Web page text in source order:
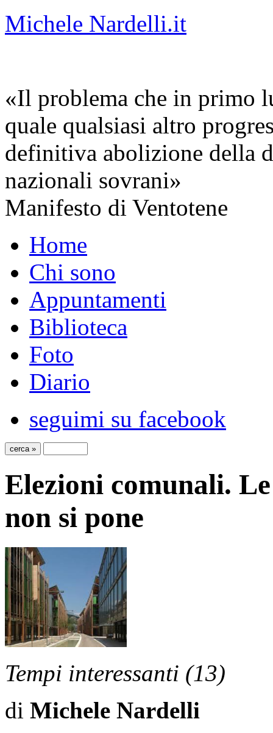
Michele Nardelli.it
«Il problema che in primo
quale qualsiasi altro
definitiva abolizione della
nazionali sovrani»
Manifesto di Ventotene
Home
Chi sono
Appuntamenti
Biblioteca
Foto
Diario
seguimi su facebook
Elezioni comunali.
non si pone
Tempi interessanti (13)
di Michele Nardelli